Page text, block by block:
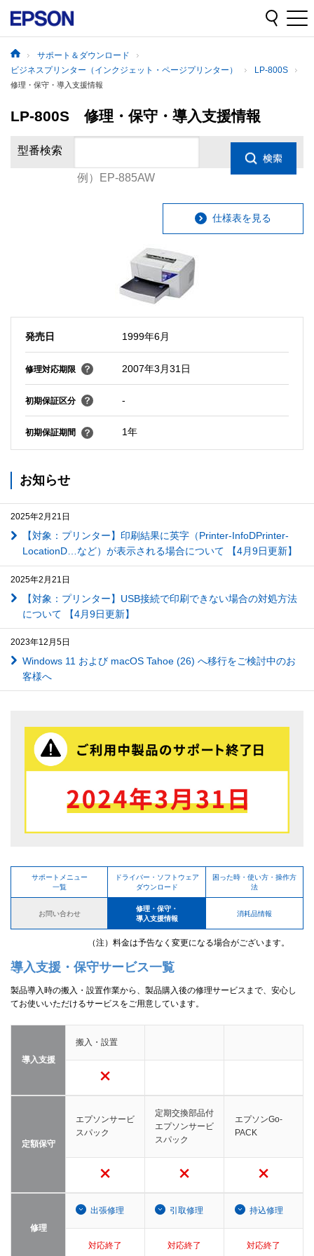
サポート＆ダウンロード
ビジネスプリンター（インクジェット・ページプリンター）
LP-800S
修理・保守・導入支援情報
LP-800S 修理・保守・導入支援情報
型番検索
例）EP-885AW
仕様表を見る
発売日 1999年6月
修理対応期限 2007年3月31日
初期保証区分 -
初期保証期間 1年
お知らせ
2025年2月21日
【対象：プリンター】印刷結果に英字（Printer-InfoDPrinter-
LocationD…など）が表示される場合について 【4月9日更新】
2025年2月21日
【対象：プリンター】USB接続で印刷できない場合の対処方法
について 【4月9日更新】
2023年12月5日
Windows 11 および macOS Tahoe (26) へ移行をご検討中のお
客様へ
サポートメニュー
一覧
ドライバー・ソフトウェア
ダウンロード
困った時・使い方・操作方
法
お問い合わせ
修理・保守・
導入支援情報
消耗品情報
（注）料金は予告なく変更になる場合がございます。
導入支援・保守サービス一覧
製品導入時の搬入・設置作業から、製品購入後の修理サービスまで、安心し
てお使いいただけるサービスをご用意しています。
導入支援
搬入・設置
定額保守
エプソンサービ
スパック
定期交換部品付
エプソンサービ
スパック
エプソンGo-
PACK
修理
出張修理 引取修理 持込修理
対応終了 対応終了 対応終了